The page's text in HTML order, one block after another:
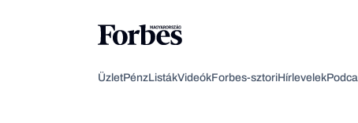
ÜzletPénzListákVideókForbes-sztoriHírlevelek